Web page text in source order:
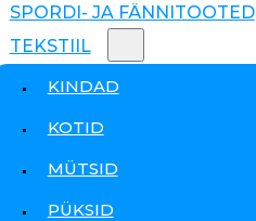
SPORDI- JA FÄNNITOOTED
TEKSTIIL
KINDAD
KOTID
MÜTSID
PÜKSID